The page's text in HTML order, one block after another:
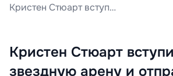
Кристен Стюарт вступит на звездную арену и отправится в космическое путешествие
Кристен Стюарт
звездную арену и